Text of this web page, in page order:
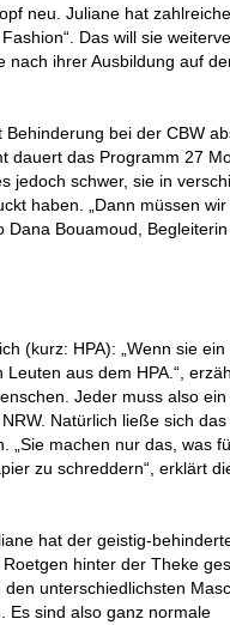
neu. Juliane hat
Das will sie
nach ihrer Ausbildung auf
bei der CBW
dauert das Programm 27
jedoch schwer, sie in
haben. „Dann müssen wir
Dana Bouamoud,
(kurz: HPA): „Wenn sie ein
aus dem HPA.“,
Jeder muss also ein
Natürlich ließe sich das
„Sie machen nur das, was
zu schreddern“, erklärt
hat der geistig-
hinter der Theke
unterschiedlichsten
Es sind also ganz normale